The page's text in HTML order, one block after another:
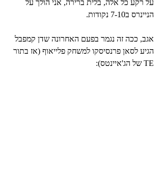
על רקע כל אלה, בלית ברירה, אני הולך על
הניינרס ב7-10 נקודות.
אגב, ככה זה נגמר בפעם האחרונה שדן קמפבל
הגיע לסאן פרנסיסקו למשחק פלייאוף (אז בתור
TE של הג'איינטס):